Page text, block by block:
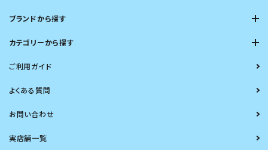
ブランドから探す
カテゴリーから探す
ご利用ガイド
よくある質問
お問い合わせ
実店舗一覧